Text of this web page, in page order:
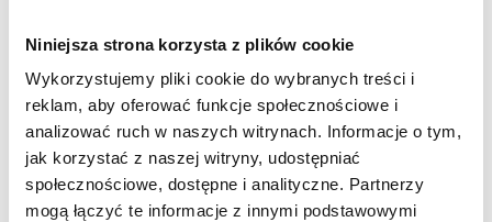
Niniejsza strona korzysta z plików cookie
Wykorzystujemy pliki cookie do wybranych treści i
reklam, aby oferować funkcje społecznościowe i
analizować ruch w naszych witrynach. Informacje o tym,
jak korzystać z naszej witryny, udostępniać
społecznościowe, dostępne i analityczne. Partnerzy
mogą łączyć te informacje z innymi podstawowymi
Zapytaj o szczegóły oferty
Imię i nazwisko: *